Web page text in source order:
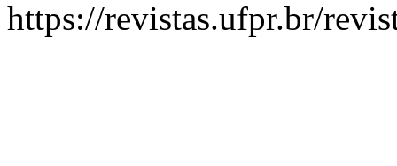
https://revistas.ufpr.br/